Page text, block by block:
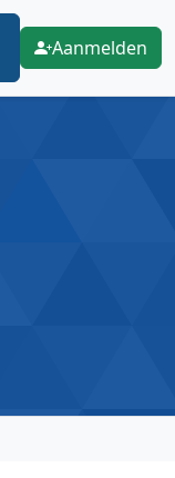
Aanmelden